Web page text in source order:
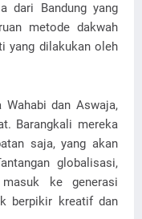
dari Bandung yang
metode dakwah
yang dilakukan oleh
Wahabi dan Aswaja,
Barangkali mereka
saja, yang akan
globalisasi,
ke generasi
berpikir kreatif dan